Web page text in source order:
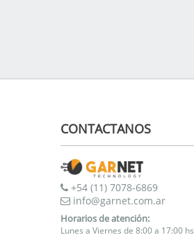
CONTACTANOS
+54 (11) 7078-6869
info@garnet.com.ar
Horarios de atención:
Lunes a Viernes de 8:00 a 17:00 hs